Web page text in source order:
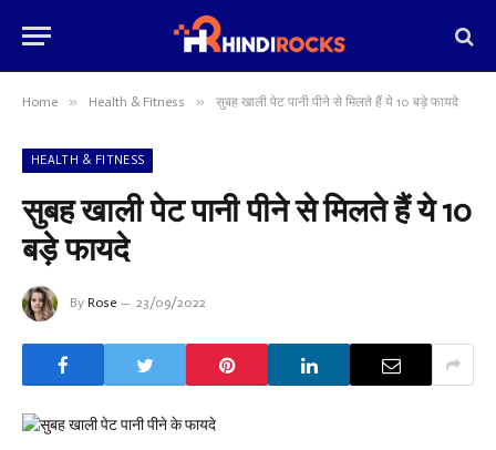
Home » Health & Fitness » सुबह खाली पेट पानी पीने से मिलते हैं ये 10 बड़े फायदे
HEALTH & FITNESS
सुबह खाली पेट पानी पीने से मिलते हैं ये 10
बड़े फायदे
By Rose 23/09/2022